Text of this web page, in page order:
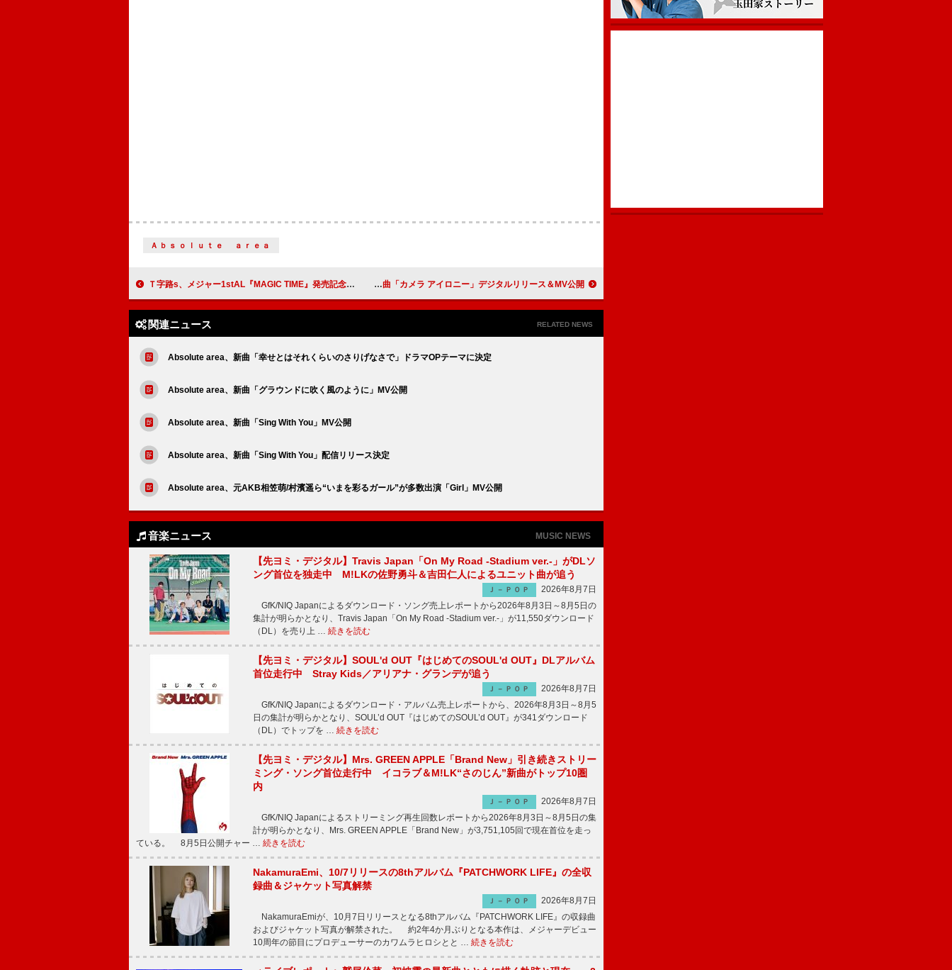
Ａｂｓｏｌｕｔｅ ａｒｅａ
Ｔ字路s、メジャー1stAL『MAGIC TIME』発売記念イベント11/12開催決定 GLIM SPANKY、奥山葵主演ドラマ『スクープのたまご』主題歌となる新曲「カメラ アイロニー」デジタルリリース＆MV公開
関連ニュース RELATED NEWS
Absolute area、新曲「幸せとはそれくらいのさりげなさで」ドラマOPテーマに決定
Absolute area、新曲「グラウンドに吹く風のように」MV公開
Absolute area、新曲「Sing With You」MV公開
Absolute area、新曲「Sing With You」配信リリース決定
Absolute area、元AKB相笠萌/村濱遥ら“いまを彩るガール”が多数出演「Girl」MV公開
音楽ニュース MUSIC NEWS
【先ヨミ・デジタル】Travis Japan「On My Road -Stadium ver.-」がDLソ
ング首位を独走中 M!LKの佐野勇斗＆吉田仁人によるユニット曲が追う
Ｊ－ＰＯＰ
2026年8月7日
GfK/NIQ Japanによるダウンロード・ソング売上レポートから2026年8月3日～8月5日の
集計が明らかとなり、Travis Japan「On My Road -Stadium ver.-」が11,550ダウンロード
（DL）を売り上 … 続きを読む
【先ヨミ・デジタル】SOUL'd OUT『はじめてのSOUL'd OUT』DLアルバム
首位走行中 Stray Kids／アリアナ・グランデが追う
Ｊ－ＰＯＰ
2026年8月7日
GfK/NIQ Japanによるダウンロード・アルバム売上レポートから、2026年8月3日～8月5
日の集計が明らかとなり、SOUL’d OUT『はじめてのSOUL’d OUT』が341ダウンロード
（DL）でトップを … 続きを読む
【先ヨミ・デジタル】Mrs. GREEN APPLE「Brand New」引き続きストリー
ミング・ソング首位走行中 イコラブ＆M!LK“さのじん”新曲がトップ10圏
内
Ｊ－ＰＯＰ
2026年8月7日
GfK/NIQ Japanによるストリーミング再生回数レポートから2026年8月3日～8月5日の集
計が明らかとなり、Mrs. GREEN APPLE「Brand New」が3,751,105回で現在首位を走っ
ている。 8月5日公開チャー … 続きを読む
NakamuraEmi、10/7リリースの8thアルバム『PATCHWORK LIFE』の全収
録曲＆ジャケット写真解禁
Ｊ－ＰＯＰ
2026年8月7日
NakamuraEmiが、10月7日リリースとなる8thアルバム『PATCHWORK LIFE』の収録曲
およびジャケット写真が解禁された。 約2年4か月ぶりとなる本作は、メジャーデビュー
10周年の節目にプロデューサーのカワムラヒロシとと … 続きを読む